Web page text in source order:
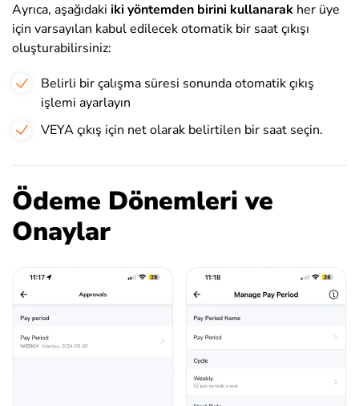
Ayrıca, aşağıdaki iki yöntemden birini kullanarak her üye
için varsayılan kabul edilecek otomatik bir saat çıkışı
oluşturabilirsiniz:
Belirli bir çalışma süresi sonunda otomatik çıkış
işlemi ayarlayın
VEYA çıkış için net olarak belirtilen bir saat seçin.
Ödeme Dönemleri ve
Onaylar